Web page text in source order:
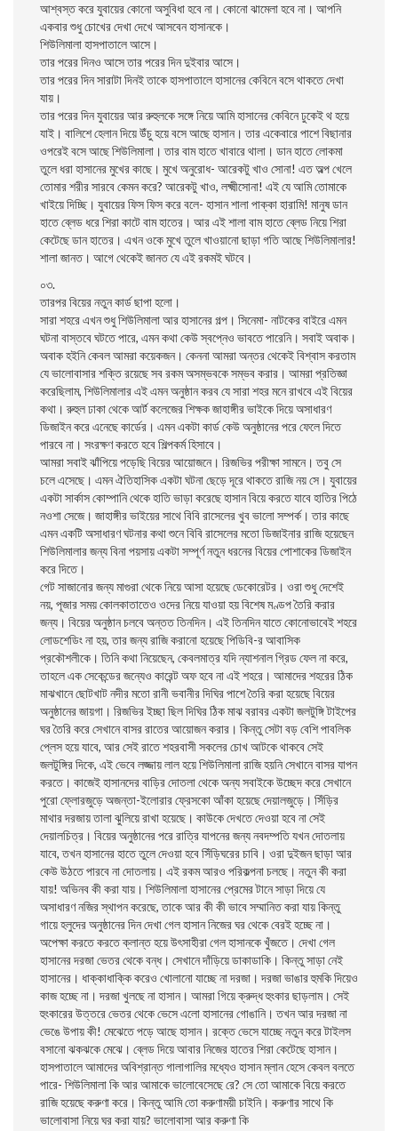
আশ্বস্ত করে যুবায়ের কোনো অসুবিধা হবে না। কোনো ঝামেলা হবে না। আপনি
একবার শুধু চোখের দেখা দেখে আসবেন হাসানকে।
শিউলিমালা হাসপাতালে আসে।
তার পরের দিনও আসে তার পরের দিন দুইবার আসে।
তার পরের দিন সারাটা দিনই তাকে হাসপাতালে হাসানের কেবিনে বসে থাকতে দেখা
যায়।
তার পরের দিন যুবায়ের আর রুহুলকে সঙ্গে নিয়ে আমি হাসানের কেবিনে ঢুকেই থ হয়ে
যাই। বালিশে হেলান দিয়ে উঁচু হয়ে বসে আছে হাসান। তার একেবারে পাশে বিছানার
ওপরেই বসে আছে শিউলিমালা। তার বাম হাতে খাবারে থালা। ডান হাতে লোকমা
তুলে ধরা হাসানের মুখের কাছে। মুখে অনুরোধ- আরেকটু খাও সোনা! এত অল্প খেলে
তোমার শরীর সারবে কেমন করে? আরেকটু খাও, লক্ষ্মীসোনা! এই যে আমি তোমাকে
খাইয়ে দিচ্ছি। যুবায়ের ফিস ফিস করে বলে- হাসান শালা পাক্কা হারামি! মানুষ ডান
হাতে ব্লেড ধরে শিরা কাটে বাম হাতের। আর এই শালা বাম হাতে ব্লেড নিয়ে শিরা
কেটেছে ডান হাতের। এখন ওকে মুখে তুলে খাওয়ানো ছাড়া গতি আছে শিউলিমালার!
শালা জানত। আগে থেকেই জানত যে এই রকমই ঘটবে।
০৩.
তারপর বিয়ের নতুন কার্ড ছাপা হলো।
সারা শহরে এখন শুধু শিউলিমালা আর হাসানের গল্প। সিনেমা- নাটকের বাইরে এমন
ঘটনা বাস্তবে ঘটতে পারে, এমন কথা কেউ স্বপ্নেও ভাবতে পারেনি। সবাই অবাক।
অবাক হইনি কেবল আমরা কয়েকজন। কেননা আমরা অন্তর থেকেই বিশ্বাস করতাম
যে ভালোবাসার শক্তি রয়েছে সব রকম অসম্ভবকে সম্ভব করার। আমরা প্রতিজ্ঞা
করেছিলাম, শিউলিমালার এই এমন অনুষ্ঠান করব যে সারা শহর মনে রাখবে এই বিয়ের
কথা। রুহুল ঢাকা থেকে আর্ট কলেজের শিক্ষক জাহাঙ্গীর ভাইকে দিয়ে অসাধারণ
ডিজাইন করে এনেছে কার্ডের। এমন একটা কার্ড কেউ অনুষ্ঠানের পরে ফেলে দিতে
পারবে না। সংরক্ষণ করতে হবে শিল্পকর্ম হিসাবে।
আমরা সবাই ঝাঁপিয়ে পড়েছি বিয়ের আয়োজনে। রিজভির পরীক্ষা সামনে। তবু সে
চলে এসেছে। এমন ঐতিহাসিক একটা ঘটনা ছেড়ে দূরে থাকতে রাজি নয় সে। যুবায়ের
একটা সার্কাস কোম্পানি থেকে হাতি ভাড়া করেছে হাসান বিয়ে করতে যাবে হাতির পিঠে
নওশা সেজে। জাহাঙ্গীর ভাইয়ের সাথে বিবি রাসেলের খুব ভালো সম্পর্ক। তার কাছে
এমন একটি অসাধারণ ঘটনার কথা শুনে বিবি রাসেলের মতো ডিজাইনার রাজি হয়েছেন
শিউলিমালার জন্য বিনা পয়সায় একটা সম্পূর্ণ নতুন ধরনের বিয়ের পোশাকের ডিজাইন
করে দিতে।
গেট সাজানোর জন্য মাগুরা থেকে নিয়ে আসা হয়েছে ডেকোরেটর। ওরা শুধু দেশেই
নয়, পূজার সময় কোলকাতাতেও ওদের নিয়ে যাওয়া হয় বিশেষ মণ্ডপ তৈরি করার
জন্য। বিয়ের অনুষ্ঠান চলবে অন্তত তিনদিন। এই তিনদিন যাতে কোনোভাবেই শহরে
লোডশেডিং না হয়, তার জন্য রাজি করানো হয়েছে পিডিবি-র আবাসিক
প্রকৌশলীকে। তিনি কথা নিয়েছেন, কেবলমাত্র যদি ন্যাশনাল গ্রিড ফেল না করে,
তাহলে এক সেকেন্ডের জন্যেও কারেন্ট অফ হবে না এই শহরে। আমাদের শহরের ঠিক
মাঝখানে ছোটখাট নদীর মতো রানী ভবানীর দিঘির পাশে তৈরি করা হয়েছে বিয়ের
অনুষ্ঠানের জায়গা। রিজভির ইচ্ছা ছিল দিঘির ঠিক মাঝ বরাবর একটা জলটুঙ্গি টাইপের
ঘর তৈরি করে সেখানে বাসর রাতের আয়োজন করার। কিন্তু সেটা বড় বেশি পাবলিক
প্লেস হয়ে যাবে, আর সেই রাতে শহরবাসী সকলের চোখ আটকে থাকবে সেই
জলটুঙ্গির দিকে, এই ভেবে লজ্জায় লাল হয়ে শিউলিমালা রাজি হয়নি সেখানে বাসর যাপন
করতে। কাজেই হাসানদের বাড়ির দোতলা থেকে অন্য সবাইকে উচ্ছেদ করে সেখানে
পুরো ফ্লোরজুড়ে অজন্তা-ইলোরার ফ্রেসকো আঁকা হয়েছে দেয়ালজুড়ে। সিঁড়ির
মাথার দরজায় তালা ঝুলিয়ে রাখা হয়েছে। কাউকে দেখতে দেওয়া হবে না সেই
দেয়ালচিত্র। বিয়ের অনুষ্ঠানের পরে রাত্রি যাপনের জন্য নবদম্পতি যখন দোতলায়
যাবে, তখন হাসানের হাতে তুলে দেওয়া হবে সিঁড়িঘরের চাবি। ওরা দুইজন ছাড়া আর
কেউ উঠতে পারবে না দোতলায়। এই রকম আরও পরিকল্পনা চলছে। নতুন কী করা
যায়! অভিনব কী করা যায়। শিউলিমালা হাসানের প্রেমের টানে সাড়া দিয়ে যে
অসাধারণ নজির স্থাপন করেছে, তাকে আর কী কী ভাবে সম্মানিত করা যায় কিন্তু
গায়ে হলুদের অনুষ্ঠানের দিন দেখা গেল হাসান নিজের ঘর থেকে বেরই হচ্ছে না।
অপেক্ষা করতে করতে ক্লান্ত হয়ে উৎসাহীরা গেল হাসানকে খুঁজতে। দেখা গেল
হাসানের দরজা ভেতর থেকে বন্ধ। সেখানে দাঁড়িয়ে ডাকাডাকি। কিন্তু সাড়া নেই
হাসানের। ধাক্কাধাক্কি করেও খোলানো যাচ্ছে না দরজা। দরজা ভাঙার হুমকি দিয়েও
কাজ হচ্ছে না। দরজা খুলছে না হাসান। আমরা গিয়ে ক্রুদ্ধ হুংকার ছাড়লাম। সেই
হুংকারের উত্তরে ভেতর থেকে ভেসে এলো হাসানের গোঙানি। তখন আর দরজা না
ভেঙে উপায় কী! মেঝেতে পড়ে আছে হাসান। রক্তে ভেসে যাচ্ছে নতুন করে টাইলস
বসানো ঝকঝকে মেঝে। ব্লেড দিয়ে আবার নিজের হাতের শিরা কেটেছে হাসান।
হাসপাতালে আমাদের অবিশ্রান্ত গালাগালির মধ্যেও হাসান ম্লান হেসে কেবল বলতে
পারে- শিউলিমালা কি আর আমাকে ভালোবেসেছে রে? সে তো আমাকে বিয়ে করতে
রাজি হয়েছে করুণা করে। কিন্তু আমি তো করুণাময়ী চাইনি। করুণার সাথে কি
ভালোবাসা নিয়ে ঘর করা যায়? ভালোবাসা আর করুণা কি